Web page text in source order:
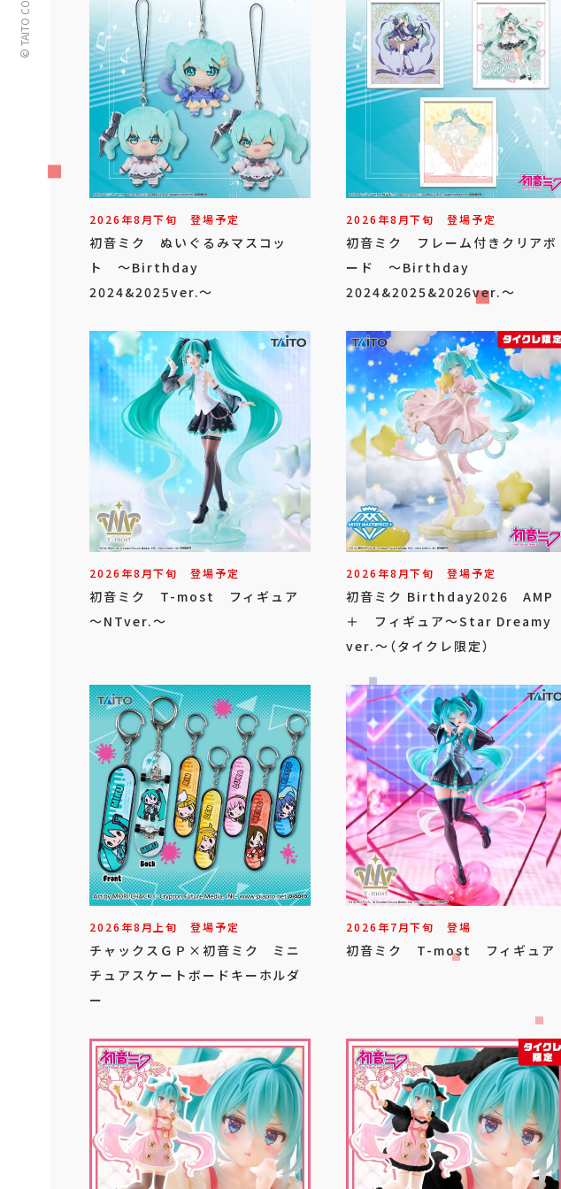
2026年8月下旬 登場予定
初音ミク ぬいぐるみマスコッ
ト ～Birthday
2024&2025ver.～
2026年8月下旬 登場予定
初音ミク フレーム付きクリアボ
ード ～Birthday
2024&2025&2026ver.～
2026年8月下旬 登場予定
初音ミク T-most フィギュア
～NTver.～
2026年8月下旬 登場予定
初音ミク Birthday2026 AMP
＋ フィギュア～Star Dreamy
ver.～（タイクレ限定）
2026年8月上旬 登場予定
チャックスＧＰ×初音ミク ミニ
チュアスケートボードキーホルダ
ー
2026年7月下旬 登場
初音ミク T-most フィギュア